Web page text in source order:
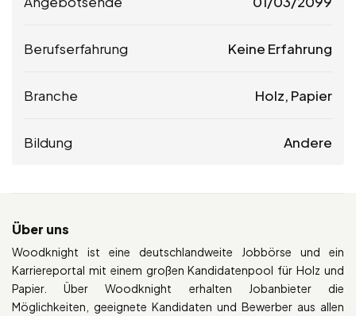
Berufserfahrung Keine Erfahrung
Branche Holz, Papier
Bildung Andere
Über uns
Woodknight ist eine deutschlandweite Jobbörse und ein
Karriereportal mit einem großen Kandidatenpool für Holz und
Papier. Über Woodknight erhalten Jobanbieter die
Möglichkeiten, geeignete Kandidaten und Bewerber aus allen